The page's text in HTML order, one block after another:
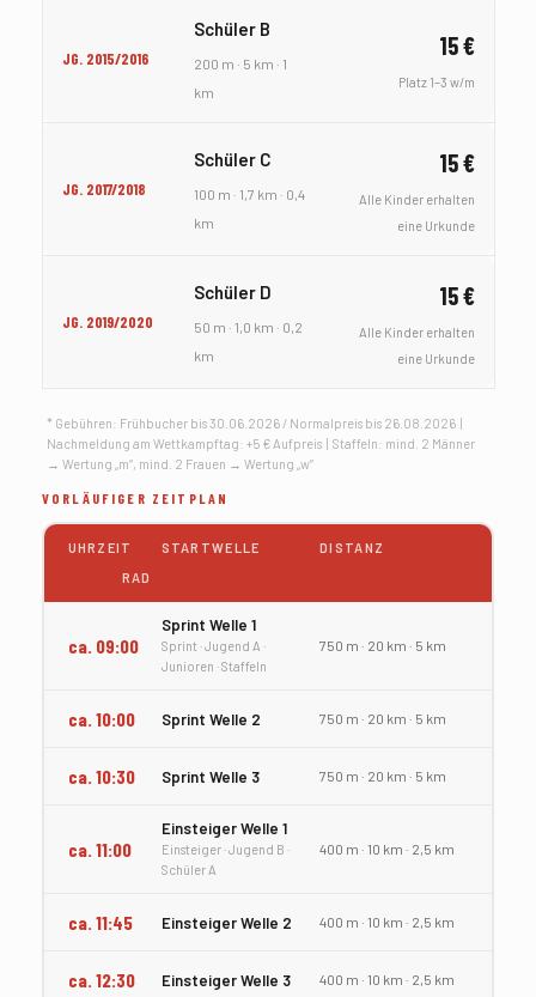
JG. 2015/2016
Schüler B
200 m · 5 km · 1
km
15 €
Platz 1–3 w/m
JG. 2017/2018
Schüler C
100 m · 1,7 km · 0,4
km
15 €
Alle Kinder erhalten
eine Urkunde
JG. 2019/2020
Schüler D
50 m · 1,0 km · 0,2
km
15 €
Alle Kinder erhalten
eine Urkunde
* Gebühren: Frühbucher bis 30.06.2026 / Normalpreis bis 26.08.2026 |
Nachmeldung am Wettkampftag: +5 € Aufpreis | Staffeln: mind. 2 Männer
→ Wertung „m”, mind. 2 Frauen → Wertung „w”
VORLÄUFIGER ZEITPLAN
UHRZEIT STARTWELLE
DISTANZ
RAD
ca. 09:00
Sprint Welle 1
Sprint · Jugend A ·
Junioren · Staffeln
750 m · 20 km · 5 km
ca. 10:00 Sprint Welle 2 750 m · 20 km · 5 km
ca. 10:30 Sprint Welle 3 750 m · 20 km · 5 km
ca. 11:00
Einsteiger Welle 1
Einsteiger · Jugend B ·
Schüler A
400 m · 10 km · 2,5 km
ca. 11:45 Einsteiger Welle 2 400 m · 10 km · 2,5 km
ca. 12:30 Einsteiger Welle 3 400 m · 10 km · 2,5 km